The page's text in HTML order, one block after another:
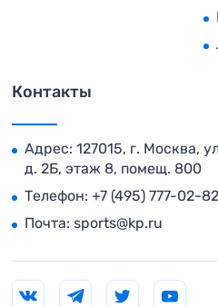
Контакты
Адрес: 127015, г. Москва,
д. 2Б, этаж 8, помещ. 800
Телефон: +7 (495) 777-02-82
Почта: sports@kp.ru